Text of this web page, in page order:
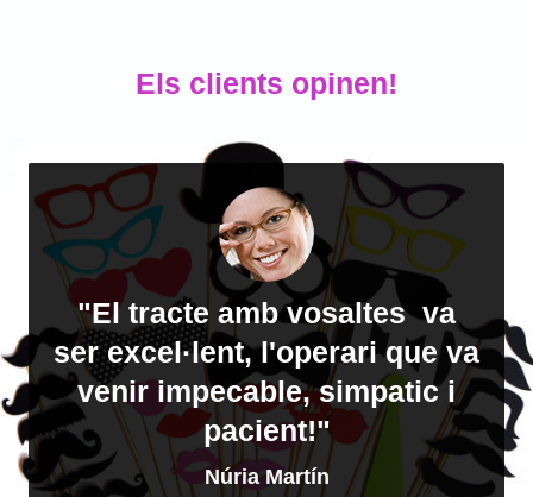
Els clients opinen!
"El tracte amb vosaltes va
ser excel·lent, l'operari que va
venir impecable, simpatic i
pacient!"
Núria Martín